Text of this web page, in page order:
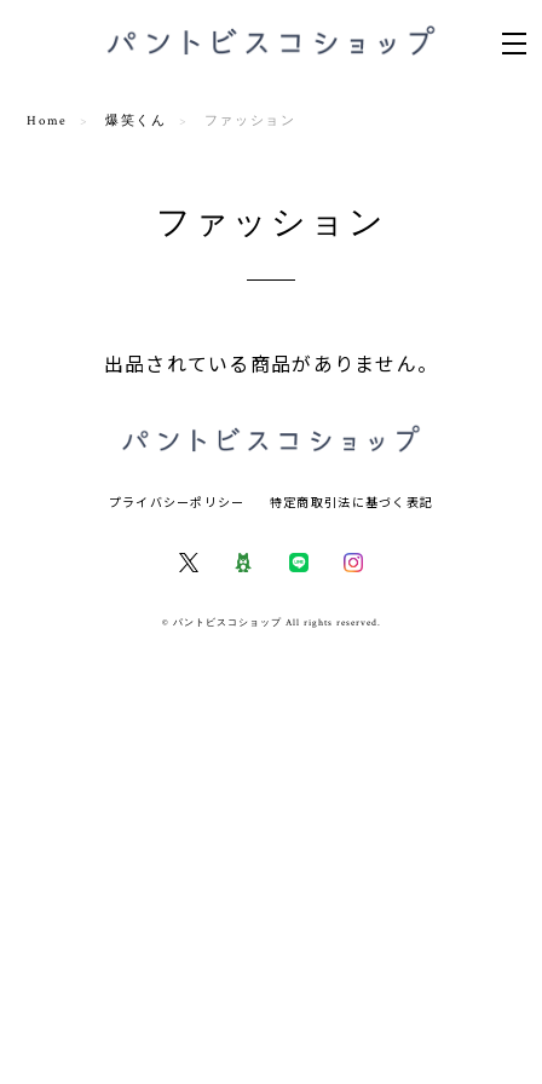
Home 爆笑くん ファッション
ファッション
出品されている商品がありません。
プライバシーポリシー 特定商取引法に基づく表記
© パントビスコショップ All rights reserved.